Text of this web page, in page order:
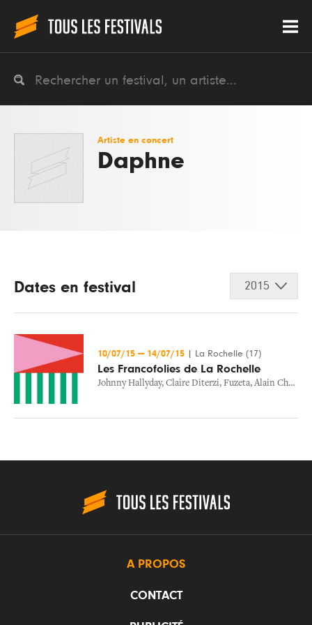
Artiste en concert
Daphne
Dates en festival 2015
10/07/15 — 14/07/15 La Rochelle (17)
Les Francofolies de La Rochelle
Johnny Hallyday, Claire Diterzi, Fuzeta, Alain Chamfort
A PROPOS
CONTACT